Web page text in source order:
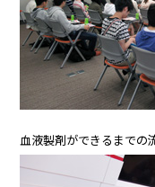
血液製剤ができるまでの